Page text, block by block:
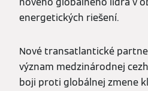
energetických riešení.
Nové transatlantické
význam medzinárodnej
boji proti globálnej zmene